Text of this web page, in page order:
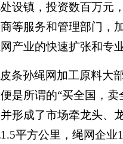
设镇，投资数百万元
等服务和管理部门，
产业的快速扩张和专
条孙绳网加工原料大
是所谓的“买全国，
形成了市场牵龙头、
平方公里，绳网企